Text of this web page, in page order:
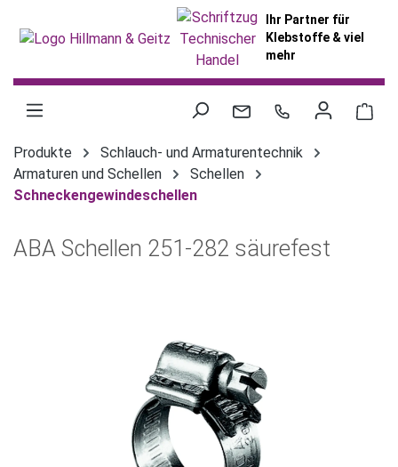
Ihr Partner für
Klebstoffe & viel
mehr
Produkte
Schlauch- und Armaturentechnik
Armaturen und Schellen
Schellen
Schneckengewindeschellen
ABA Schellen 251-282 säurefest